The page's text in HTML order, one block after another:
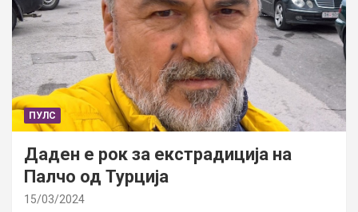
ПУЛС
Даден е рок за екстрадиција на
Палчо од Турција
15/03/2024